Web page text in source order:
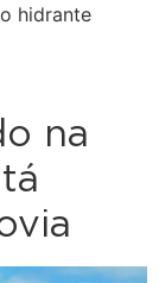
hidrante
na